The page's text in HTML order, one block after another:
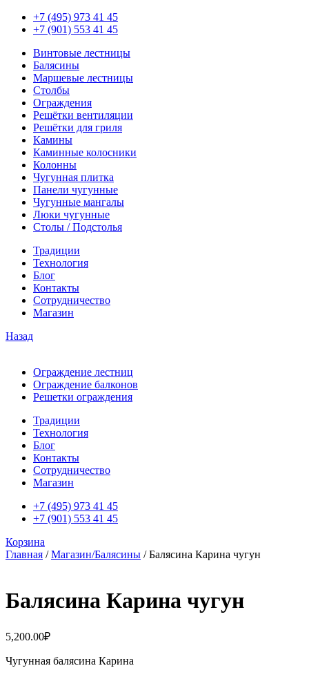
+7 (495) 973 41 45
+7 (901) 553 41 45
Винтовые лестницы
Балясины
Маршевые лестницы
Столбы
Ограждения
Решётки вентиляции
Решётки для гриля
Камины
Каминные колосники
Колонны
Чугунная плитка
Панели чугунные
Чугунные мангалы
Люки чугунные
Столы / Подстолья
Традиции
Технология
Блог
Контакты
Сотрудничество
Магазин
Назад
Ограждение лестниц
Ограждение балконов
Решетки ограждения
Традиции
Технология
Блог
Контакты
Сотрудничество
Магазин
+7 (495) 973 41 45
+7 (901) 553 41 45
Корзина
Главная /Магазин/Балясины / Балясина Карина чугун
Балясина Карина чугун
5,200.00₽
Чугунная балясина Карина